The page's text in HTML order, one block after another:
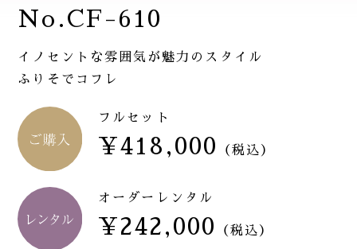
No.CF-610
イノセントな雰囲気が魅力のスタイル
ふりそでコフレ
フルセット
¥418,000 （税込）
オーダーレンタル
¥242,000 （税込）